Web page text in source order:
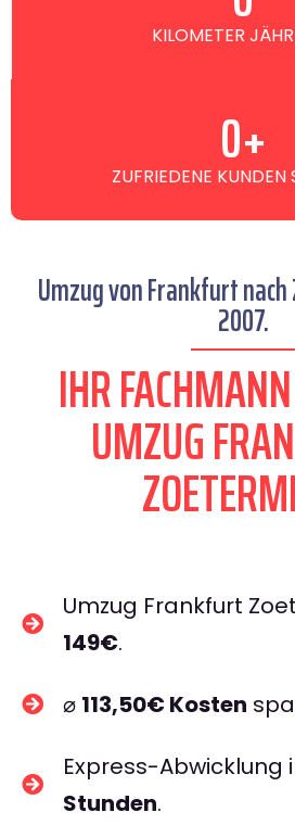
KILOMETER
ZUFRIEDENE KUNDEN
0+
Umzug von Frankfurt
2007.
IHR
UMZUG
Umzug Frankfurt
149€.
⌀ 113,50€ Kosten
Express-Abwicklung
Stunden.